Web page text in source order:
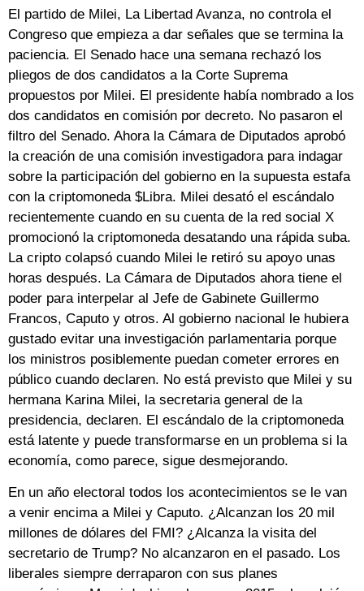
El partido de Milei, La Libertad Avanza, no controla el
Congreso que empieza a dar señales que se termina la
paciencia. El Senado hace una semana rechazó los
pliegos de dos candidatos a la Corte Suprema
propuestos por Milei. El presidente había nombrado a los
dos candidatos en comisión por decreto. No pasaron el
filtro del Senado. Ahora la Cámara de Diputados aprobó
la creación de una comisión investigadora para indagar
sobre la participación del gobierno en la supuesta estafa
con la criptomoneda $Libra. Milei desató el escándalo
recientemente cuando en su cuenta de la red social X
promocionó la criptomoneda desatando una rápida suba.
La cripto colapsó cuando Milei le retiró su apoyo unas
horas después. La Cámara de Diputados ahora tiene el
poder para interpelar al Jefe de Gabinete Guillermo
Francos, Caputo y otros. Al gobierno nacional le hubiera
gustado evitar una investigación parlamentaria porque
los ministros posiblemente puedan cometer errores en
público cuando declaren. No está previsto que Milei y su
hermana Karina Milei, la secretaria general de la
presidencia, declaren. El escándalo de la criptomoneda
está latente y puede transformarse en un problema si la
economía, como parece, sigue desmejorando.
En un año electoral todos los acontecimientos se le van
a venir encima a Milei y Caputo. ¿Alcanzan los 20 mil
millones de dólares del FMI? ¿Alcanza la visita del
secretario de Trump? No alcanzaron en el pasado. Los
liberales siempre derraparon con sus planes